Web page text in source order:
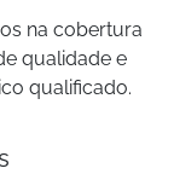
na cobertura
qualidade e
qualificado.